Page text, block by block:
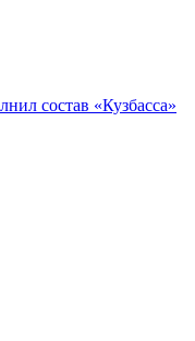
состав «Кузбасса»